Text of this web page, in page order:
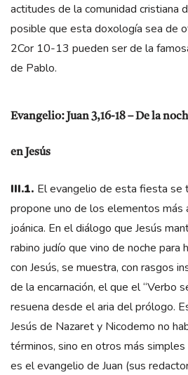
actitudes de la comunidad cristiana
posible que esta doxología sea de
2Cor 10-13 pueden ser de la
de Pablo.
Evangelio: Juan 3,16-18 – De la
en Jesús
III.1. El evangelio de esta fiesta se
propone uno de los elementos
joánica. En el diálogo que Jesús
rabino judío que vino de noche para
con Jesús, se muestra, con rasgos
de la encarnación, el que el “Verbo
resuena desde el aria del prólogo.
Jesús de Nazaret y Nicodemo no
términos, sino en otros más
es el evangelio de Juan (sus